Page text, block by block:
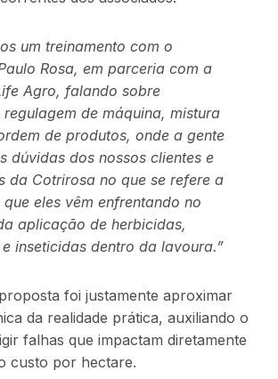
um treinamento com o
Rosa, em parceria com a
Agro, falando sobre
de máquina, mistura
de produtos, onde a gente
dúvidas dos nossos clientes e
da Cotrirosa no que se refere a
eles vêm enfrentando no
aplicação de herbicidas,
inseticidas dentro da lavoura.”
foi justamente aproximar
da realidade prática, auxiliando o
falhas que impactam diretamente
custo por hectare.